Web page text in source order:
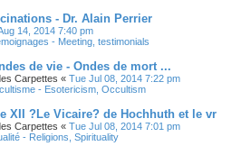
- Dr. Alain Perrier
14, 2014 7:40 pm
- Meeting, testimonials
de vie - Ondes de mort ...
Carpettes « Tue Jul 08, 2014 7:22 pm
- Esotericism, Occultism
XII ?Le Vicaire? de Hochhuth et le vr
Carpettes « Tue Jul 08, 2014 7:01 pm
- Religions, Spirituality